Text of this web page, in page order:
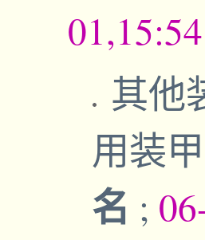
01,15:54
其他
用装
名 ;